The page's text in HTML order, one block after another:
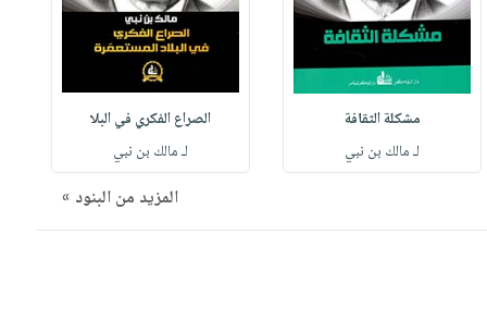
مشكلة الثقافة
لـ مالك بن نبي
الصراع الفكري في البلا
لـ مالك بن نبي
المزيد من البنود »